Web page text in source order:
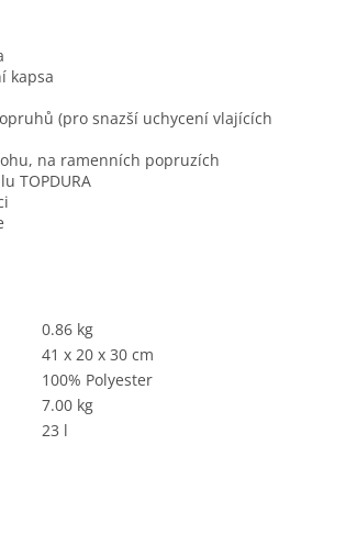
kapsa
(pro snazší uchycení vlajících
na ramenních popruzích
TOPDURA
0.86 kg
41 x 20 x 30 cm
100% Polyester
7.00 kg
23 l